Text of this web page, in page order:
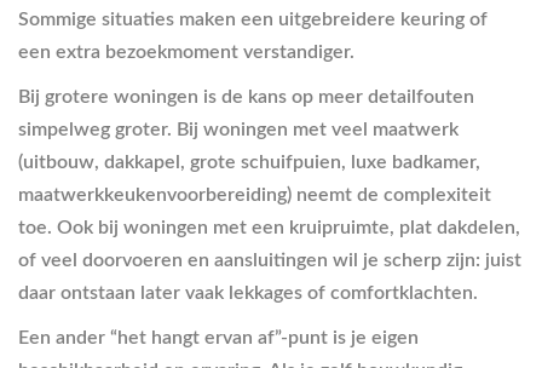
Sommige situaties maken een uitgebreidere keuring of
een extra bezoekmoment verstandiger.
Bij grotere woningen is de kans op meer detailfouten
simpelweg groter. Bij woningen met veel maatwerk
(uitbouw, dakkapel, grote schuifpuien, luxe badkamer,
maatwerkkeukenvoorbereiding) neemt de complexiteit
toe. Ook bij woningen met een kruipruimte, plat dakdelen,
of veel doorvoeren en aansluitingen wil je scherp zijn: juist
daar ontstaan later vaak lekkages of comfortklachten.
Een ander “het hangt ervan af”-punt is je eigen